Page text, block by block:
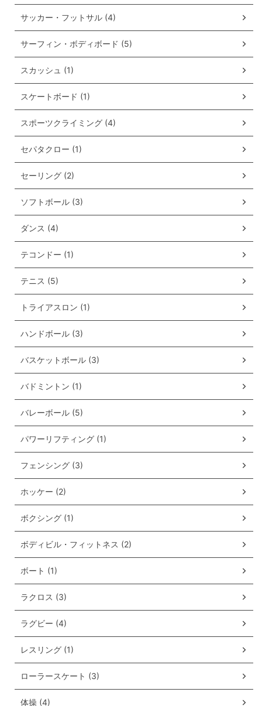
サッカー・フットサル (4)
サーフィン・ボディボード (5)
スカッシュ (1)
スケートボード (1)
スポーツクライミング (4)
セパタクロー (1)
セーリング (2)
ソフトボール (3)
ダンス (4)
テコンドー (1)
テニス (5)
トライアスロン (1)
ハンドボール (3)
バスケットボール (3)
バドミントン (1)
バレーボール (5)
パワーリフティング (1)
フェンシング (3)
ホッケー (2)
ボクシング (1)
ボディビル・フィットネス (2)
ボート (1)
ラクロス (3)
ラグビー (4)
レスリング (1)
ローラースケート (3)
体操 (4)